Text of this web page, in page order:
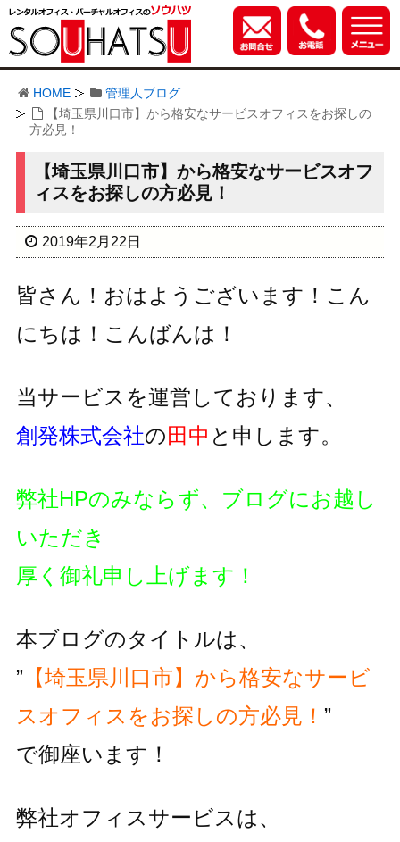
HOME
管理人ブログ
【埼玉県川口市】から格安なサービスオフィスをお探しの
方必見！
【埼玉県川口市】から格安なサービスオフ
ィスをお探しの方必見！
2019年2月22日
皆さん！おはようございます！こん
にちは！こんばんは！
当サービスを運営しております、
創発株式会社の田中 と申します。
弊社HPのみならず、ブログにお越し
いただき
厚く御礼申し上げます！
本ブログのタイトルは、
”【埼玉県川口市】から格安なサービ
スオフィスをお探しの方必見！ ”
で御座います！
弊社オフィスサービスは、